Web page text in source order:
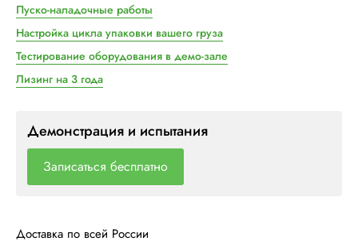
Пуско-наладочные работы
Настройка цикла упаковки вашего груза
Тестирование оборудования в демо-зале
Лизинг на 3 года
Демонстрация и испытания
Записаться бесплатно
Доставка по всей России